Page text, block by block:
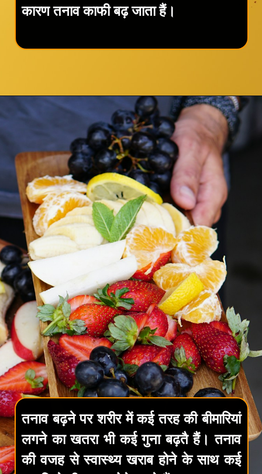
कारण तनाव काफी बढ़ जाता हैं।
तनाव बढ़ने पर शरीर में कई तरह की बीमारियां
लगने का खतरा भी कई गुना बढ़तै हैं। तनाव
की वजह से स्वास्थ्य खराब होने के साथ कई